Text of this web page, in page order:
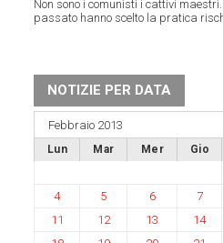
Non sono i comunisti i cattivi maestri.
passato hanno scelto la pratica
NOTIZIE PER DATA
Febbraio 2013
Lun Mar Mer Gio
4
5 6 7
11
12 13 14